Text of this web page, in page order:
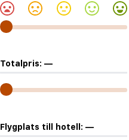
Totalpris: —
Flygplats till hotell: —